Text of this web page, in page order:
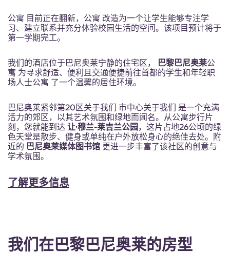
公寓 目前正在翻新，公寓 改造为一个让学生能够专注学
习、建立联系并充分体验校园生活的空间。该项目预计将于
第一学期完工。
我们的酒店位于巴尼奥莱宁静的住宅区， 巴黎巴尼奥莱公
寓 为寻求舒适、便利且交通便捷前往首都的学生和年轻职
场人士公寓 了一个温馨的居住环境。
巴尼奥莱紧邻第20区关于我们 市中心关于我们 是一个充满
活力的郊区，以其艺术氛围和绿地而闻名。从公寓步行片
刻，您就能到达 让·穆兰-莱吉兰公园 ，这片占地26公顷的绿
色天堂是散步、健身或单纯在户外放松身心的绝佳去处。附
近的 巴尼奥莱媒体图书馆 更进一步丰富了该社区的创意与
学术氛围。
了解更多信息
我们在巴黎巴尼奥莱的房型